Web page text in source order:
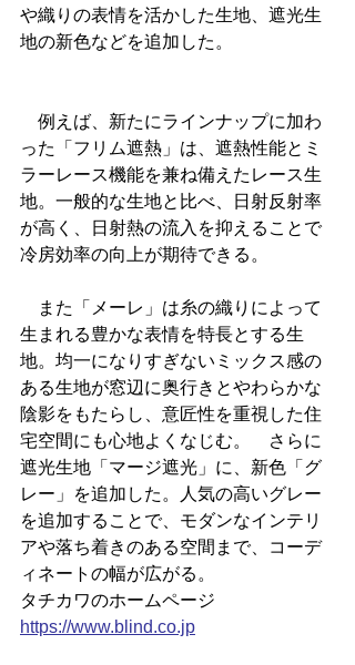
や織りの表情を活かした生地、遮光生
地の新色などを追加した。
例えば、新たにラインナップに加わ
った「フリム遮熱」は、遮熱性能とミ
ラーレース機能を兼ね備えたレース生
地。一般的な生地と比べ、日射反射率
が高く、日射熱の流入を抑えることで
冷房効率の向上が期待できる。
また「メーレ」は糸の織りによって
生まれる豊かな表情を特長とする生
地。均一になりすぎないミックス感の
ある生地が窓辺に奥行きとやわらかな
陰影をもたらし、意匠性を重視した住
宅空間にも心地よくなじむ。　さらに
遮光生地「マージ遮光」に、新色「グ
レー」を追加した。人気の高いグレー
を追加することで、モダンなインテリ
アや落ち着きのある空間まで、コーデ
ィネートの幅が広がる。
タチカワのホームページ
https://www.blind.co.jp